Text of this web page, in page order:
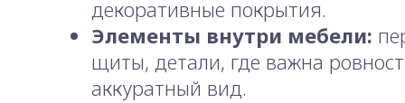
декоративные покрытия.
Элементы внутри мебели:
щиты, детали, где важна
аккуратный вид.